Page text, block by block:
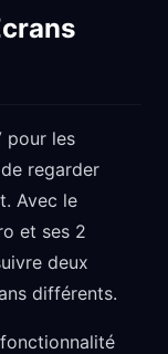
pour les
regarder
Avec le
et ses 2
deux
différents.